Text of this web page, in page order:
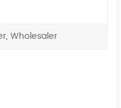
Wholesaler